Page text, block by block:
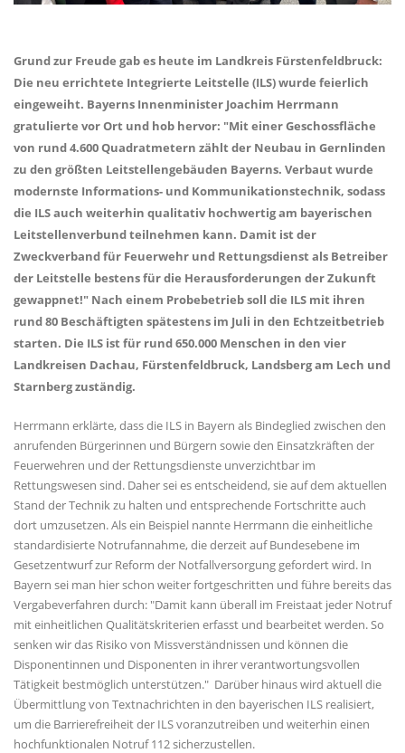
Grund zur Freude gab es heute im Landkreis Fürstenfeldbruck:
Die neu errichtete Integrierte Leitstelle (ILS) wurde feierlich
eingeweiht. Bayerns Innenminister Joachim Herrmann
gratulierte vor Ort und hob hervor: "Mit einer Geschossfläche
von rund 4.600 Quadratmetern zählt der Neubau in Gernlinden
zu den größten Leitstellengebäuden Bayerns. Verbaut wurde
modernste Informations- und Kommunikationstechnik, sodass
die ILS auch weiterhin qualitativ hochwertig am bayerischen
Leitstellenverbund teilnehmen kann. Damit ist der
Zweckverband für Feuerwehr und Rettungsdienst als Betreiber
der Leitstelle bestens für die Herausforderungen der Zukunft
gewappnet!" Nach einem Probebetrieb soll die ILS mit ihren
rund 80 Beschäftigten spätestens im Juli in den Echtzeitbetrieb
starten. Die ILS ist für rund 650.000 Menschen in den vier
Landkreisen Dachau, Fürstenfeldbruck, Landsberg am Lech und
Starnberg zuständig.
Herrmann erklärte, dass die ILS in Bayern als Bindeglied zwischen den
anrufenden Bürgerinnen und Bürgern sowie den Einsatzkräften der
Feuerwehren und der Rettungsdienste unverzichtbar im
Rettungswesen sind. Daher sei es entscheidend, sie auf dem aktuellen
Stand der Technik zu halten und entsprechende Fortschritte auch
dort umzusetzen. Als ein Beispiel nannte Herrmann die einheitliche
standardisierte Notrufannahme, die derzeit auf Bundesebene im
Gesetzentwurf zur Reform der Notfallversorgung gefordert wird. In
Bayern sei man hier schon weiter fortgeschritten und führe bereits das
Vergabeverfahren durch: "Damit kann überall im Freistaat jeder Notruf
mit einheitlichen Qualitätskriterien erfasst und bearbeitet werden. So
senken wir das Risiko von Missverständnissen und können die
Disponentinnen und Disponenten in ihrer verantwortungsvollen
Tätigkeit bestmöglich unterstützen." Darüber hinaus wird aktuell die
Übermittlung von Textnachrichten in den bayerischen ILS realisiert,
um die Barrierefreiheit der ILS voranzutreiben und weiterhin einen
hochfunktionalen Notruf 112 sicherzustellen.